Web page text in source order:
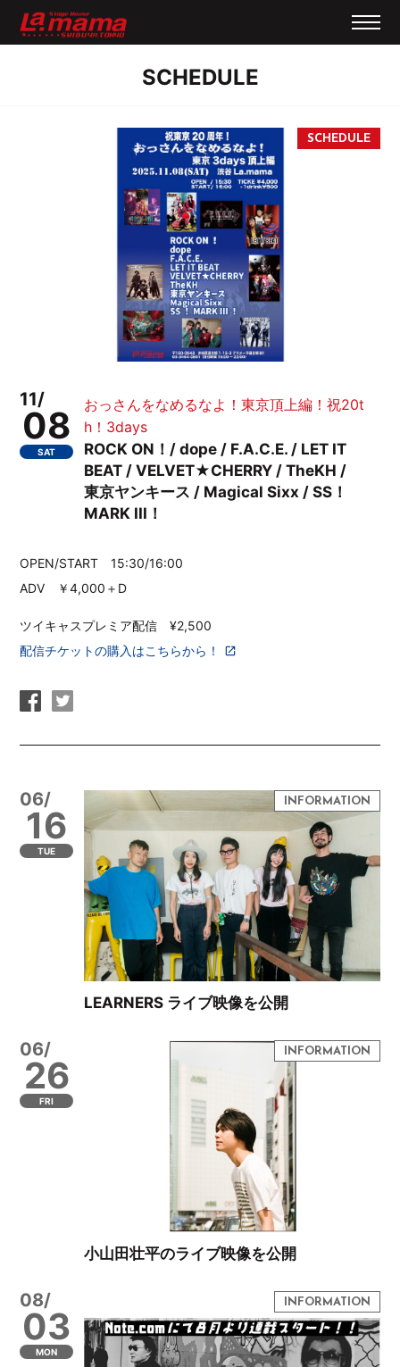
SCHEDULE
11/
08
SAT
おっさんをなめるなよ！東京頂上編！祝20t
h！3days
ROCK ON！/ dope / F.A.C.E. / LET IT
BEAT / VELVET★CHERRY / TheKH /
東京ヤンキース / Magical Sixx / SS！
MARK III！
OPEN/START 15:30/16:00
ADV ￥4,000＋D
ツイキャスプレミア配信 ¥2,500
配信チケットの購入はこちらから！
06/
16
TUE
LEARNERS ライブ映像を公開
06/
26
FRI
小山田壮平のライブ映像を公開
08/
03
MON